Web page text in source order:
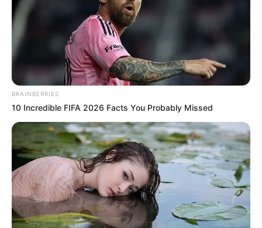
BRAINBERRIES
10 Incredible FIFA 2026 Facts You Probably Missed